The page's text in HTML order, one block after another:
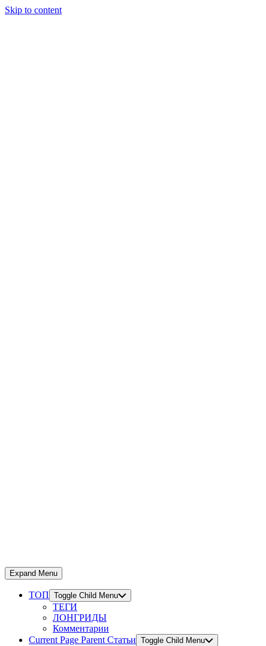
Skip to content
Expand Menu
ТОП Toggle Child Menu
ТЕГИ
ЛОНГРИДЫ
Комментарии
Current Page Parent Статьи Toggle Child Menu